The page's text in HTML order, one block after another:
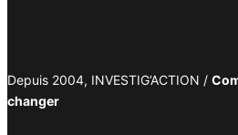
Depuis 2004, INVESTIG’ACTION /
changer